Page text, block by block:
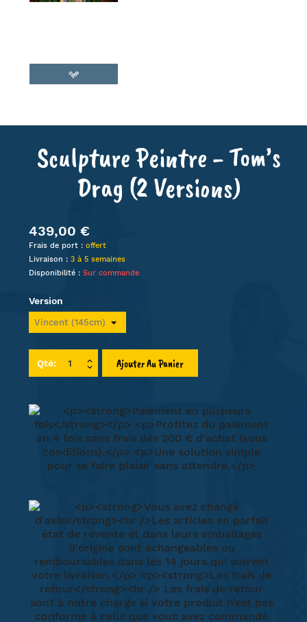
Sculpture Peintre - Tom’s
Drag (2 Versions)
439,00 €
Frais de port : offert
Livraison : 3 à 5 semaines
Disponibilité : Sur commande
Version
Qté: Ajouter Au Panier